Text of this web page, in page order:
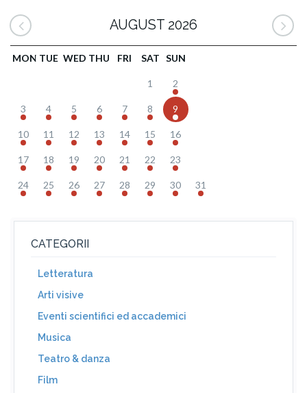
AUGUST 2026
MON TUE WED THU FRI SAT SUN
1 2
3 4 5 6 7 8 9
10 11 12 13 14 15 16
17 18 19 20 21 22 23
24 25 26 27 28 29 30 31
CATEGORII
Letteratura
Arti visive
Eventi scientifici ed accademici
Musica
Teatro & danza
Film